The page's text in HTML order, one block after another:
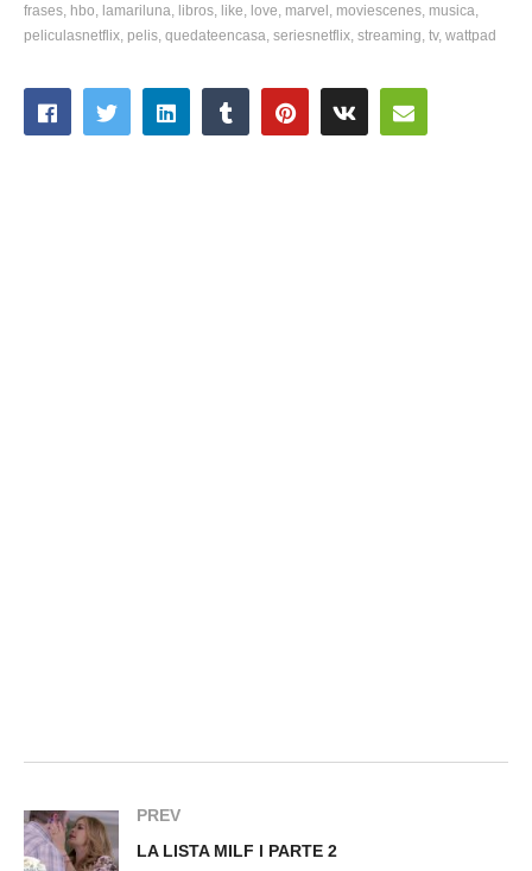
frases hbo lamariluna libros like love marvel moviescenes musica
peliculasnetflix pelis quedateencasa seriesnetflix streaming tv wattpad
PREV
LA LISTA MILF l PARTE 2